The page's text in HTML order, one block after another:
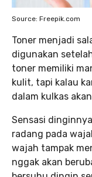
Source: Freepik.com
Toner menjadi
digunakan
toner memiliki
kulit, tapi kalau
dalam kulkas
Sensasi
radang pada
wajah tampak
nggak akan